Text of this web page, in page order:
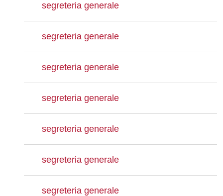
segreteria generale
segreteria generale
segreteria generale
segreteria generale
segreteria generale
segreteria generale
segreteria generale